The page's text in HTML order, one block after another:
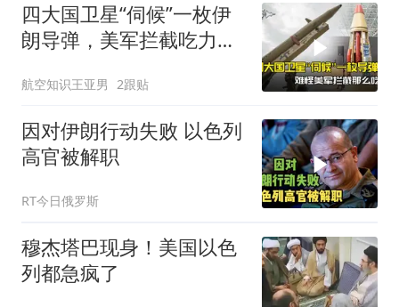
四大国卫星“伺候”一枚伊
朗导弹，美军拦截吃力的
航空知识王亚男 2跟贴
因对伊朗行动失败 以色列
高官被解职
RT今日俄罗斯
穆杰塔巴现身！美国以色
列都急疯了